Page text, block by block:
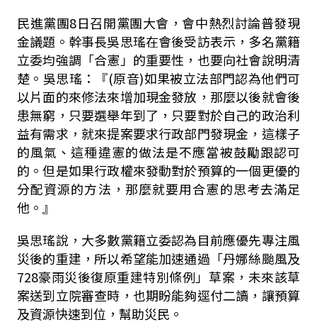
民進黨團8日召開黨團大會，會中熱烈討論普發現
金議題。幹事長吳思瑤在會後受訪表示，多名黨籍
立委均強調「合憲」的重要性，也要向社會說明清
楚。吳思瑤：『(原音)如果被立法部門認為他們可
以片面的來修法來增加現金發放，那麼以後就會後
患無窮，只要選舉年到了，只要對於自己的政治利
益有需求，就來提案要求行政部門發現金，這樣子
的風氣、這種違憲的做法是不應當被鼓勵跟認可
的。但是如果行政權來發動對於預算的一個更優的
分配資源的方法，那麼就要用合憲的思考去滿足
他。』
吳思瑤說，大多數黨籍立委認為目前應優先專注風
災後的重建，所以希望能加速通過「丹娜絲颱風及
728豪雨災後復原重建特別條例」草案，未來該草
案送到立院審查時，也期盼能夠逕付二讀，讓預算
及資源快速到位，幫助災民。